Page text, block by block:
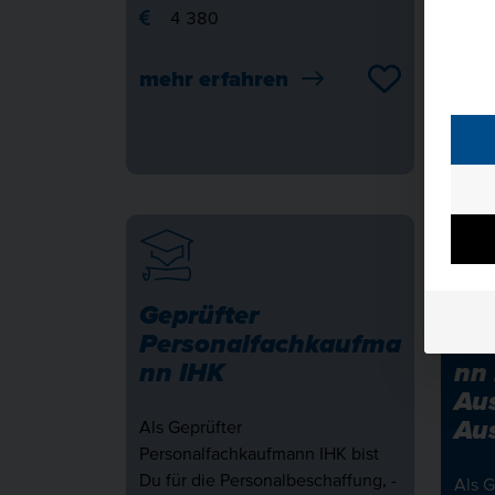
4 380
mehr erfahren
Geprüfter
Personalfachkaufma
nn IHK
Als Geprüfter
Personalfachkaufmann IHK bist
Du für die Personalbeschaffung, -
nn
Als